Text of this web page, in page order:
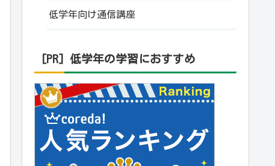
低学年向け通信講座
[PR] 低学年の学習におすすめ